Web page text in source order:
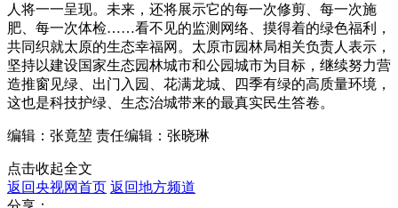
人将一一呈现。未来，还将展示它的每一次修剪、每一次施
肥、每一次体检……看不见的监测网络、摸得着的绿色福利，
共同织就太原的生态幸福网。太原市园林局相关负责人表示，
坚持以建设国家生态园林城市和公园城市为目标，继续努力营
造推窗见绿、出门入园、花满龙城、四季有绿的高质量环境，
这也是科技护绿、生态治城带来的最真实民生答卷。
编辑：张竟堃 责任编辑：张晓琳
点击收起全文
返回央视网首页 返回地方频道